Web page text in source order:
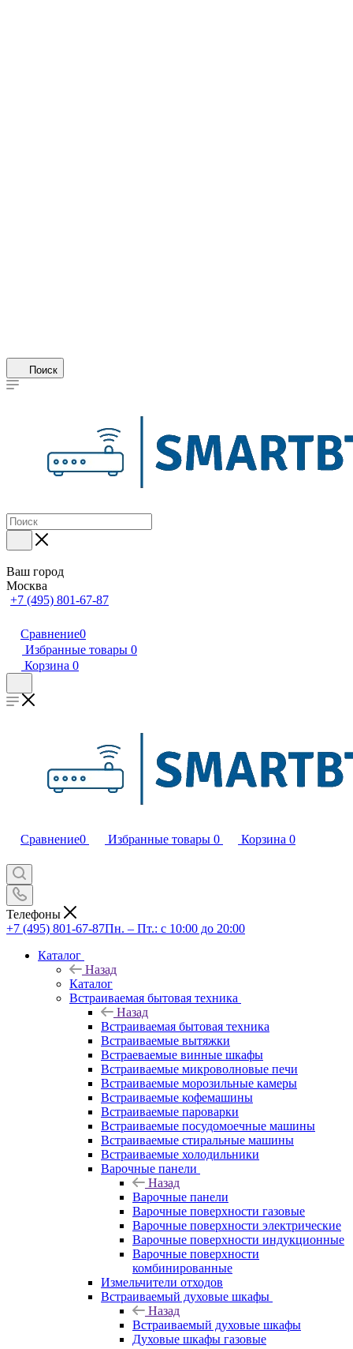
Поиск
Ваш город
Москва
+7 (495) 801-67-87
Сравнение0
Избранные товары 0
Корзина 0
Сравнение0 Избранные товары 0 Корзина 0
Телефоны
+7 (495) 801-67-87Пн. – Пт.: с 10:00 до 20:00
Каталог
Назад
Каталог
Встраиваемая бытовая техника
Назад
Встраиваемая бытовая техника
Встраиваемые вытяжки
Встраеваемые винные шкафы
Встраиваемые микроволновые печи
Встраиваемые морозильные камеры
Встраиваемые кофемашины
Встраиваемые пароварки
Встраиваемые посудомоечные машины
Встраиваемые стиральные машины
Встраиваемые холодильники
Варочные панели
Назад
Варочные панели
Варочные поверхности газовые
Варочные поверхности электрические
Варочные поверхности индукционные
Варочные поверхности
комбинированные
Измельчители отходов
Встраиваемый духовые шкафы
Назад
Встраиваемый духовые шкафы
Духовые шкафы газовые